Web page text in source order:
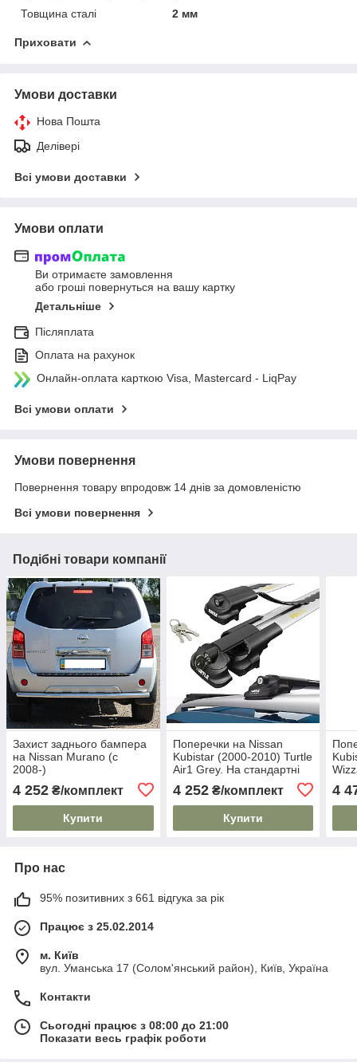
Товщина сталі
2 мм
Приховати
Умови доставки
Нова Пошта
Делівері
Всі умови доставки
Умови оплати
Ви отримаєте замовлення
або гроші повернуться на вашу картку
Детальніше
Післяплата
Оплата на рахунок
Онлайн-оплата карткою Visa, Mastercard - LiqPay
Всі умови оплати
Умови повернення
Повернення товару впродовж 14 днів за домовленістю
Всі умови повернення
Подібні товари компанії
Захист заднього бампера
на Nissan Murano (c
2008-)
4 252 ₴/комплект
Купити
Поперечки на Nissan
Kubistar (2000-2010) Turtle
Air1 Grey. На стандартні
ключах. Сірі
4 252₴/комплект
Купити
4
Про нас
95% позитивних з 661 відгука за рік
Працює з 25.02.2014
м. Київ
вул. Уманська 17 (Солом'янський район), Київ, Україна
Контакти
Сьогодні працює з 08:00 до 21:00
Показати весь графік роботи